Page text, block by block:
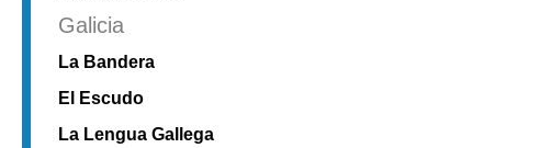
Galicia
La Bandera
El Escudo
La Lengua Gallega